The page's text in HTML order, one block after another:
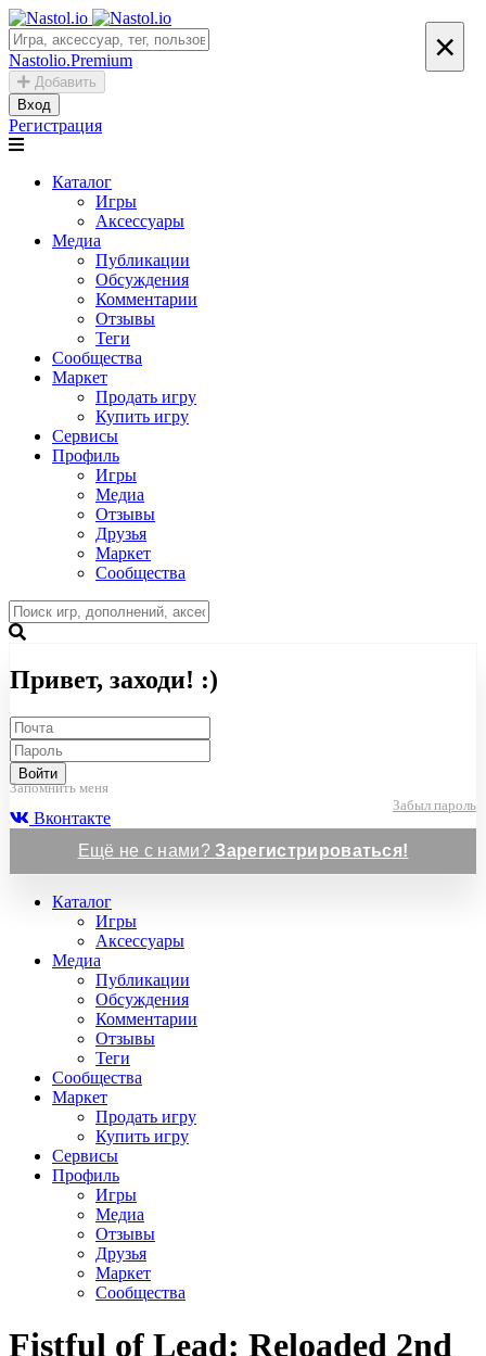
Nastolio.Premium
Добавить
Вход
Регистрация
Каталог
Игры
Аксессуары
Медиа
Публикации
Обсуждения
Комментарии
Отзывы
Теги
Сообщества
Маркет
Продать игру
Купить игру
Сервисы
Профиль
Игры
Медиа
Отзывы
Друзья
Маркет
Сообщества
×
Привет, заходи! :)
Войти
Запомнить меня
Забыл пароль
Вконтакте
Ещё не с нами?Зарегистрироваться!
Каталог
Игры
Аксессуары
Медиа
Публикации
Обсуждения
Комментарии
Отзывы
Теги
Сообщества
Маркет
Продать игру
Купить игру
Сервисы
Профиль
Игры
Медиа
Отзывы
Друзья
Маркет
Сообщества
Fistful of Lead: Reloaded 2nd